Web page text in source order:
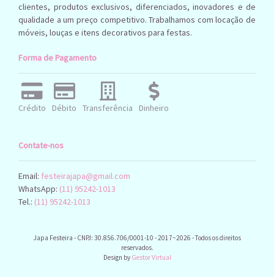
clientes, produtos exclusivos, diferenciados, inovadores e de
qualidade a um preço competitivo. Trabalhamos com locação de
móveis, louças e itens decorativos para festas.
Forma de Pagamento
Crédito Débito Transferência Dinheiro
Contate-nos
Email: festeirajapa@gmail.com
WhatsApp: (11) 95242-1013
Tel.: (11) 95242-1013
Japa Festeira - CNPJ: 30.856.706/0001-10 - 2017~2026 - Todos os direitos
reservados.
Design by Gestor Virtual